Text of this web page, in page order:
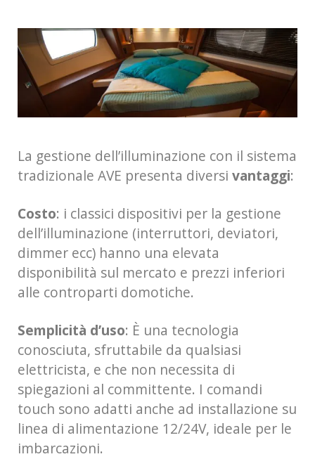
La gestione dell’illuminazione con il sistema
tradizionale AVE presenta diversi vantaggi:
Costo: i classici dispositivi per la gestione
dell’illuminazione (interruttori, deviatori,
dimmer ecc) hanno una elevata
disponibilità sul mercato e prezzi inferiori
alle controparti domotiche.
Semplicità d’uso: È una tecnologia
conosciuta, sfruttabile da qualsiasi
elettricista, e che non necessita di
spiegazioni al committente. I comandi
touch sono adatti anche ad installazione su
linea di alimentazione 12/24V, ideale per le
imbarcazioni.